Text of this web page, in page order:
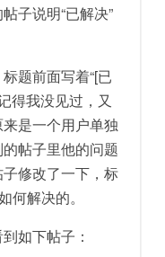
子说明“已解决”
题前面写着“[已
得我没见过，又
是一个用户单独
帖子里他的问题
修改了一下，标
何解决的。
如下帖子：